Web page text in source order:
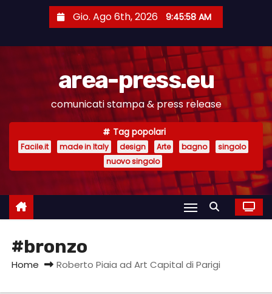
e
Gio. Ago 6th, 2026 9:45:59 AM
area-press.eu
comunicati stampa & press release
Tag popolari
Facile.it made in Italy design Arte bagno
singolo
nuovo singolo
#bronzo
Home Roberto Piaia ad Art Capital di Parigi